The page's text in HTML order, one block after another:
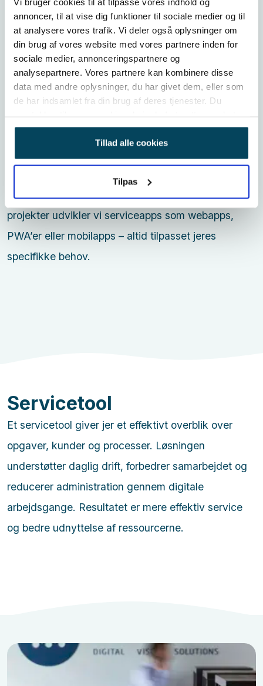
annoncer, til at vise dig funktioner til sociale medier og til
at analysere vores trafik. Vi deler også oplysninger om
din brug af vores website med vores partnere inden for
sociale medier, annonceringspartnere og
analysepartnere. Vores partnere kan kombinere disse
data med andre oplysninger, du har givet dem, eller som
de har indsamlet fra din brug af deres tjenester. Du
anvende vores hjemmeside.
Tillad alle cookies
Tilpas
Med en serviceapp kan I gøre jeres ydelser nemt
tilgængelige for kunderne eller digitalt understøtte
eksisterende services. Samtidig bidrager appen til
øget automatisering i forretningen og giver
værdifuld indsigt i kundernes behov og adfærd.
tilgængelige. Med solid erfaring fra tidligere
projekter udvikler vi serviceapps som webapps,
PWA’er eller mobilapps – altid tilpasset jeres
specifikke behov.
Servicetool
Et servicetool giver jer et effektivt overblik over
opgaver, kunder og processer. Løsningen
understøtter daglig drift, forbedrer samarbejdet og
reducerer administration gennem digitale
arbejdsgange. Resultatet er mere effektiv service
og bedre udnyttelse af ressourcerne.